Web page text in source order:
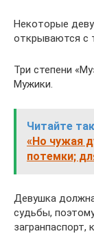
Некоторые
открываются с
Три степени
Мужики.
Читайте
«Но чужая
потемки;
Девушка
судьбы,
загранпаспорт,